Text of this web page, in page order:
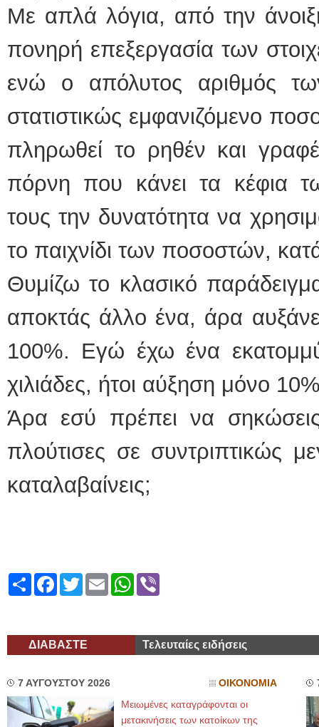
Με απλά λόγια, από την
πονηρή επεξεργασία των
ενώ ο απόλυτος αριθμός
στατιστικώς εμφανιζόμενο
πληρωθεί το ρηθέν και
πόρνη που κάνει τα κέφια
τους την δυνατότητα να
το παιχνίδι των ποσοστών,
Θυμίζω το κλασικό
αποκτάς άλλο ένα, άρα
100%. Εγώ έχω ένα
χιλιάδες, ήτοι αύξηση μόνο
Άρα εσύ πρέπει να
πλούτισες σε συντριπτικώς
καταλαβαίνεις;
ShareFacebook
TwitterEmailWhatsApp
ΔΙΑΒΑΣΤΕ Τελευταίες ειδήσεις
7 ΑΥΓΟΥΣΤΟΥ 2026 ΟΙΚΟΝΟΜΙΑ
Μειωμένες καταγράφονται οι
μετακινήσεις των κατοίκων της